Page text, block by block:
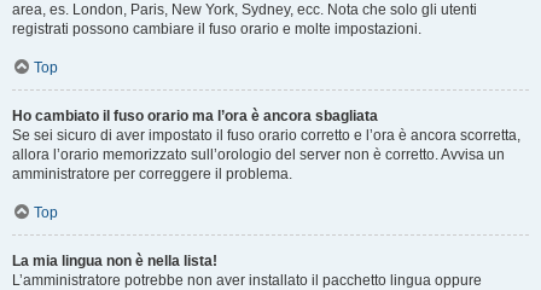
area, es. London, Paris, New York, Sydney, ecc. Nota che solo gli utenti
registrati possono cambiare il fuso orario e molte impostazioni.
Top
Ho cambiato il fuso orario ma l’ora è ancora sbagliata
Se sei sicuro di aver impostato il fuso orario corretto e l’ora è ancora scorretta,
allora l’orario memorizzato sull’orologio del server non è corretto. Avvisa un
amministratore per correggere il problema.
Top
La mia lingua non è nella lista!
L’amministratore potrebbe non aver installato il pacchetto lingua oppure